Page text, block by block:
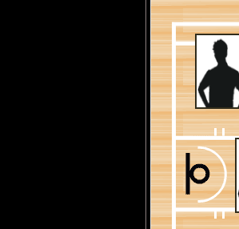
4节 03:25
4节 03:28
4节 03:49
4节 03:51
4节 03:58
4节 03:58
4节 03:58
4节 03:58
4节 04:08
4节 04:20
4节 04:24